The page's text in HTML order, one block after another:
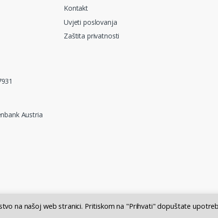
Austria
Kontakt
Uvjeti poslovanja
Zaštita privatnosti
na našoj web stranici. Pritiskom na "Prihvati" dopuštate